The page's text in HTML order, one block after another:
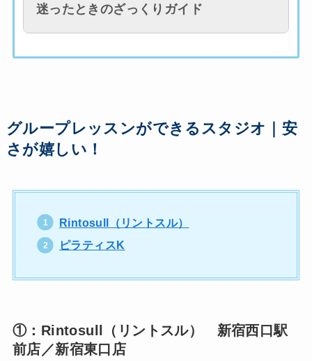
迷ったときのざっくりガイド
グループレッスンができるスタジオ｜安
さが嬉しい！
Rintosull（リントスル）
ピラティスK
①：Rintosull（リントスル） 新宿西口駅
前店／新宿東口店